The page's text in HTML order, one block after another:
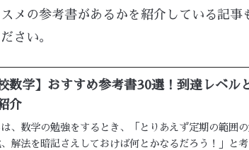
メの参考書があるかを紹介している記事
さい。
数学】おすすめ参考書30選！到達レベル
介
、数学の勉強をするとき、「とりあえず定期の範囲
、解法を暗記さえしておけば何とかなるだろう！」と